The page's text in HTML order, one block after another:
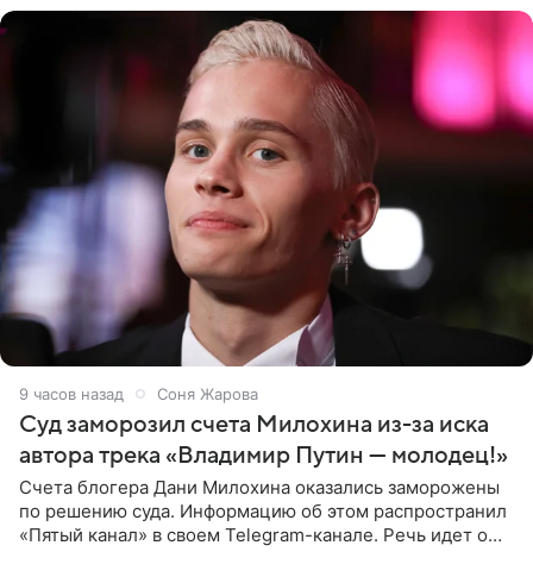
9 часов назад Соня Жарова
Суд заморозил счета Милохина из-за иска
автора трека «Владимир Путин — молодец!»
Счета блогера Дани Милохина оказались заморожены
по решению суда. Информацию об этом распространил
«Пятый канал» в своем Telegram-канале. Речь идет о